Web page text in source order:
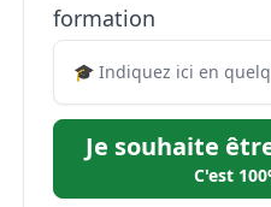
formation
Je souhaite
C'est